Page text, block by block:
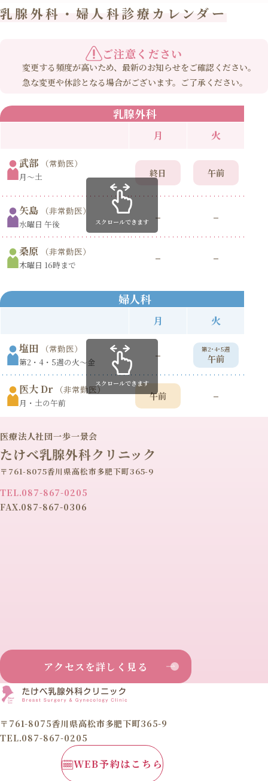
乳腺外科・婦人科診療カレンダー
ご注意ください
変更する頻度が高いため、最新のお知らせをご確認ください。
急な変更や休診となる場合がございます。ご了承ください。
乳腺外科
月
火
武部
（常勤医）
月〜土 終日 午前
矢島 （非常勤医）
水曜日 午後
– –
桑原 （非常勤医）
木曜日 16時まで
– –
スクロールできます
婦人科
月
火
塩田
（常勤医）
第2・4・5週の火〜金
– 第2･4･5週
午前
医大 Dr （非常勤医）
月・土の午前
午前 –
スクロールできます
医療法人社団一歩一景会
たけべ乳腺外科クリニック
〒761-8075香川県高松市多肥下町365-9
TEL.087-867-0205
FAX.087-867-0306
アクセスを詳しく見る
〒761-8075香川県高松市多肥下町365-9
TEL.087-867-0205
WEB予約はこちら